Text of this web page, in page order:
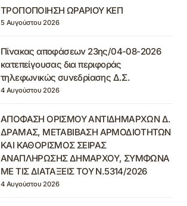
ΤΡΟΠΟΠΟΙΗΣΗ ΩΡΑΡΙΟΥ ΚΕΠ
5 Αυγούστου 2026
Πίνακας αποφάσεων 23ης/04-08-2026
κατεπείγουσας δια περιφοράς
τηλεφωνικώς συνεδρίασης Δ.Σ.
4 Αυγούστου 2026
ΑΠΟΦΑΣΗ ΟΡΙΣΜΟΥ ΑΝΤΙΔΗΜΑΡΧΩΝ Δ.
ΔΡΑΜΑΣ, ΜΕΤΑΒΙΒΑΣΗ ΑΡΜΟΔΙΟΤΗΤΩΝ
ΚΑΙ ΚΑΘΟΡΙΣΜΟΣ ΣΕΙΡΑΣ
ΑΝΑΠΛΗΡΩΣΗΣ ΔΗΜΑΡΧΟΥ, ΣΥΜΦΩΝΑ
ΜΕ ΤΙΣ ΔΙΑΤΑΞΕΙΣ ΤΟΥ Ν.5314/2026
4 Αυγούστου 2026